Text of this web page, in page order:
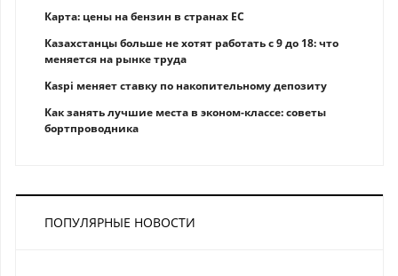
Карта: цены на бензин в странах ЕС
Казахстанцы больше не хотят работать с 9 до 18: что
меняется на рынке труда
Kaspi меняет ставку по накопительному депозиту
Как занять лучшие места в эконом-классе: советы
бортпроводника
ПОПУЛЯРНЫЕ НОВОСТИ